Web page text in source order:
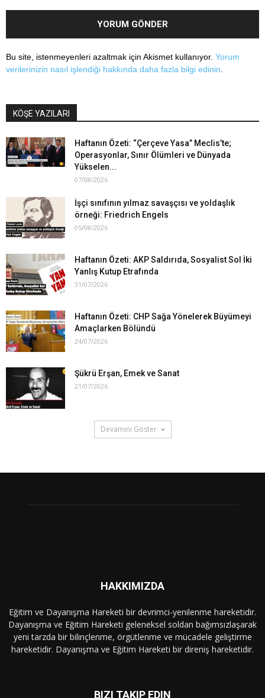
Bu site, istenmeyenleri azaltmak için Akismet kullanıyor. Yorum
verilerinizin nasıl işlendiği hakkında daha fazla bilgi edinin.
KÖŞE YAZILARI
Haftanın Özeti: “Çerçeve Yasa” Meclis’te;
Operasyonlar, Sınır Ölümleri ve Dünyada
Yükselen...
07/08/2026
İşçi sınıfının yılmaz savaşçısı ve yoldaşlık
örneği: Friedrich Engels
05/08/2026
Haftanın Özeti: AKP Saldırıda, Sosyalist Sol İki
Yanlış Kutup Etrafında
31/07/2026
Haftanın Özeti: CHP Sağa Yönelerek Büyümeyi
Amaçlarken Bölündü
24/07/2026
Şükrü Erşan, Emek ve Sanat
21/07/2026
Devamını Göster
HAKKIMIZDA
Eğitim ve Dayanışma Hareketi bir devrimci-yenilenme hareketidir.
Dayanışma ve Eğitim Hareketi geleneksel soldan bağımsızlaşarak
yeni tarzda bir bilinçlenme, örgütlenme ve mücadele geliştirme
hareketidir. Dayanışma ve Eğitim Hareketi bir direniş hareketidir.
BIZI TAKIP EDIN